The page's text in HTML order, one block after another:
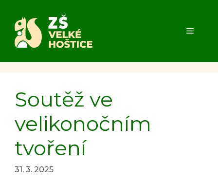
obsah
MENU
Soutěž ve
velikonočním
tvoření
31. 3. 2025